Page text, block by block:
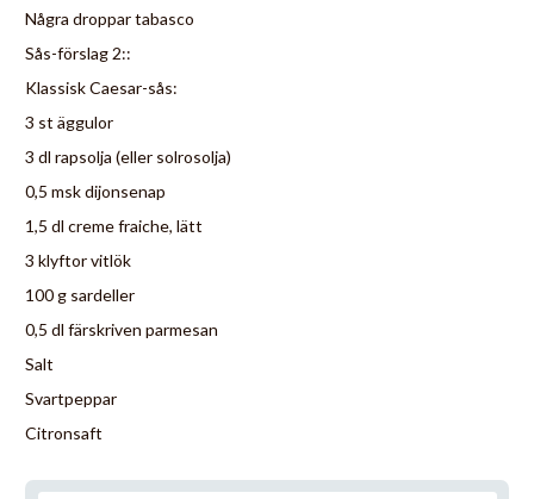
Några droppar tabasco
Sås-förslag 2::
Klassisk Caesar-sås:
3 st äggulor
3 dl rapsolja (eller solrosolja)
0,5 msk dijonsenap
1,5 dl creme fraiche, lätt
3 klyftor vitlök
100 g sardeller
0,5 dl färskriven parmesan
Salt
Svartpeppar
Citronsaft